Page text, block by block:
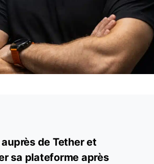
de Tether et
sa plateforme après